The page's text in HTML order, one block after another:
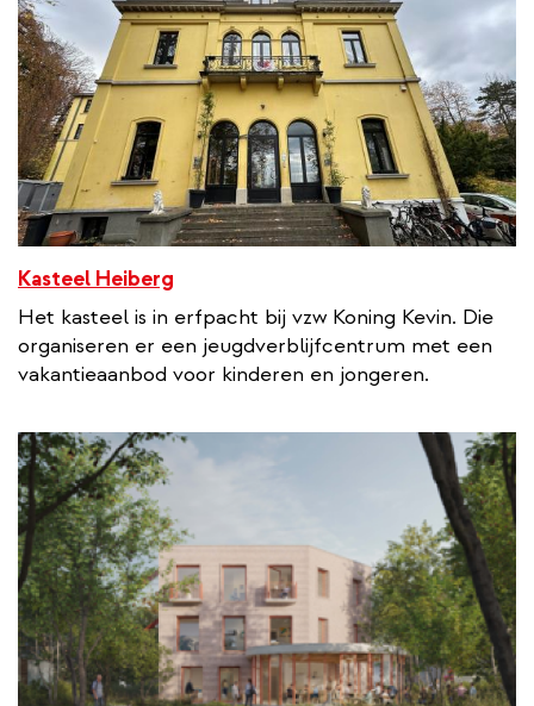
Kasteel Heiberg
Het kasteel is in erfpacht bij vzw Koning Kevin. Die
organiseren er een jeugdverblijfcentrum met een
vakantieaanbod voor kinderen en jongeren.